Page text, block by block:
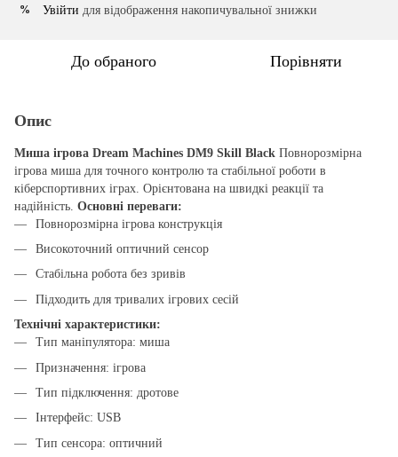
% Увійти для відображення накопичувальної знижки
До обраного Порівняти
Опис
Миша ігрова Dream Machines DM9 Skill Black Повнорозмірна
ігрова миша для точного контролю та стабільної роботи в
кіберспортивних іграх. Орієнтована на швидкі реакції та
надійність. Основні переваги:
Повнорозмірна ігрова конструкція
Високоточний оптичний сенсор
Стабільна робота без зривів
Підходить для тривалих ігрових сесій
Технічні характеристики:
Тип маніпулятора: миша
Призначення: ігрова
Тип підключення: дротове
Інтерфейс: USB
Тип сенсора: оптичний